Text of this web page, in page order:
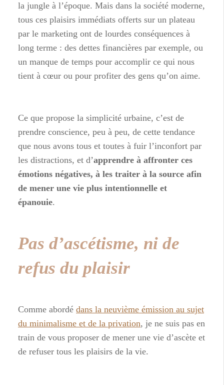
la jungle à l’époque. Mais dans la société moderne,
tous ces plaisirs immédiats offerts sur un plateau
par le marketing ont de lourdes conséquences à
long terme : des dettes financières par exemple, ou
un manque de temps pour accomplir ce qui nous
tient à cœur ou pour profiter des gens qu’on aime.
Ce que propose la simplicité urbaine, c’est de
prendre conscience, peu à peu, de cette tendance
que nous avons tous et toutes à fuir l’inconfort par
les distractions, et d’apprendre à affronter ces
émotions négatives, à les traiter à la source afin
de mener une vie plus intentionnelle et
épanouie.
Pas d’ascétisme, ni de
refus du plaisir
Comme abordé dans la neuvième émission au sujet
du minimalisme et de la privation, je ne suis pas en
train de vous proposer de mener une vie d’ascète et
de refuser tous les plaisirs de la vie.